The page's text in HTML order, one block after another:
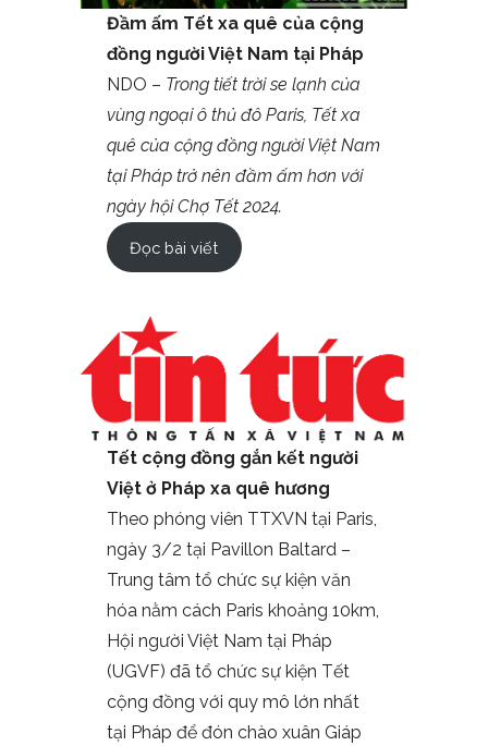
Đầm ấm Tết xa quê của cộng
đồng người Việt Nam tại Pháp
NDO – Trong tiết trời se lạnh của
vùng ngoại ô thủ đô Paris, Tết xa
quê của cộng đồng người Việt Nam
tại Pháp trở nên đầm ấm hơn với
ngày hội Chợ Tết 2024.
Đọc bài viết
Tết cộng đồng gắn kết người
Việt ở Pháp xa quê hương
Theo phóng viên TTXVN tại Paris,
ngày 3/2 tại Pavillon Baltard –
Trung tâm tổ chức sự kiện văn
hóa nằm cách Paris khoảng 10km,
Hội người Việt Nam tại Pháp
(UGVF) đã tổ chức sự kiện Tết
cộng đồng với quy mô lớn nhất
tại Pháp để đón chào xuân Giáp